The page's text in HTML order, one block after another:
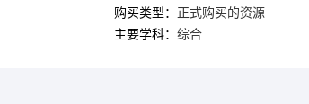
购买类型： 正式购买的资源
主要学科： 综合